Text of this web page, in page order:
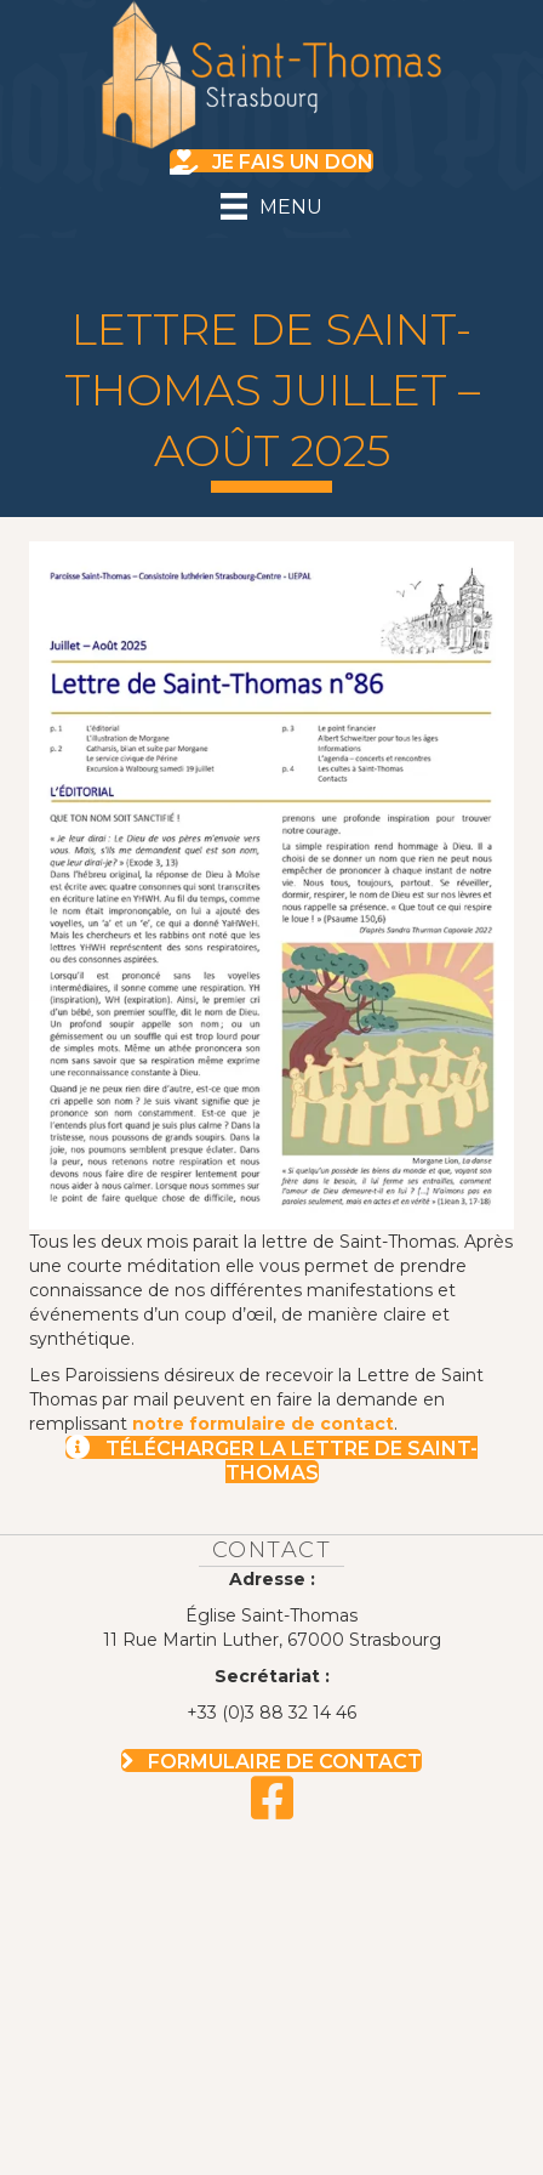
JE FAIS UN DON
MENU
LETTRE DE SAINT-
THOMAS JUILLET –
AOÛT 2025
Tous les deux mois parait la lettre de Saint-Thomas. Après
une courte méditation elle vous permet de prendre
connaissance de nos différentes manifestations et
événements d’un coup d’œil, de manière claire et
synthétique.
Les Paroissiens désireux de recevoir la Lettre de Saint
Thomas par mail peuvent en faire la demande en
remplissant notre formulaire de contact.
TÉLÉCHARGER LA LETTRE DE SAINT-
THOMAS
CONTACT
Adresse :
Église Saint-Thomas
11 Rue Martin Luther, 67000 Strasbourg
Secrétariat :
+33 (0)3 88 32 14 46
FORMULAIRE DE CONTACT